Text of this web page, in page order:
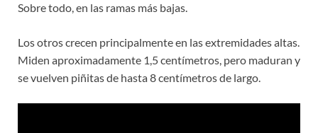
Sobre todo, en las ramas más bajas.
Los otros crecen principalmente en las extremidades altas.
Miden aproximadamente 1,5 centímetros, pero maduran y
se vuelven piñitas de hasta 8 centímetros de largo.